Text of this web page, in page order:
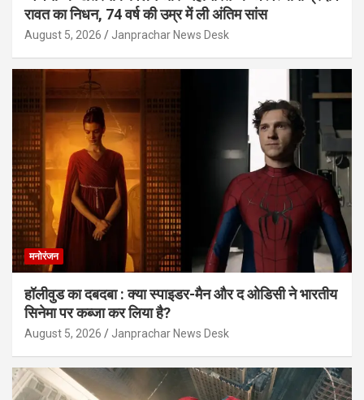
रावत का निधन, 74 वर्ष की उम्र में ली अंतिम सांस
August 5, 2026 Janprachar News Desk
मनोरंजन
हॉलीवुड का दबदबा : क्या स्पाइडर-मैन और द ओडिसी ने भारतीय
सिनेमा पर कब्जा कर लिया है?
August 5, 2026 Janprachar News Desk